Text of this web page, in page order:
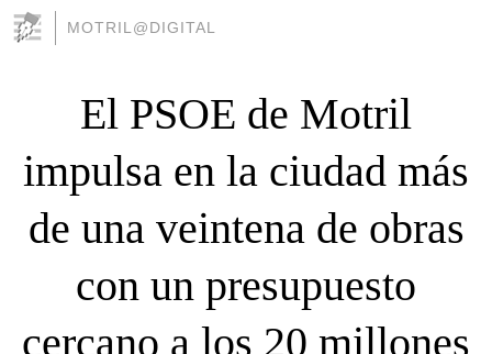
MOTRIL@DIGITAL
El PSOE de Motril
impulsa en la ciudad más
de una veintena de obras
con un presupuesto
cercano a los 20 millones